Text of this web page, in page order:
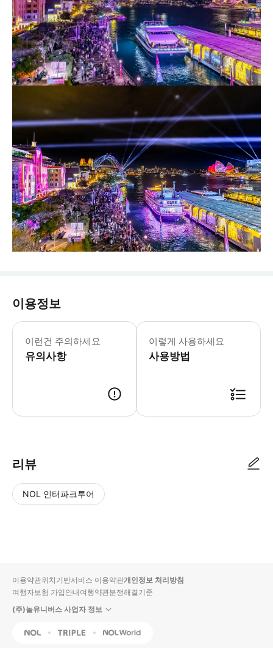
이용정보
이런건 주의하세요
유의사항
편안한 워킹화와 따뜻한 옷을 여러 겹
이렇게 사용하세요
사용방법
리뷰
NOL 인터파크투어
입니
다.
순
상
이용약관위치기반서비스 이용약관개인정보 처리방침
여행자보험 가입안내여행약관분쟁해결기준
(주)놀유니버스 사업자 정보
NOL Triple Interpark Global